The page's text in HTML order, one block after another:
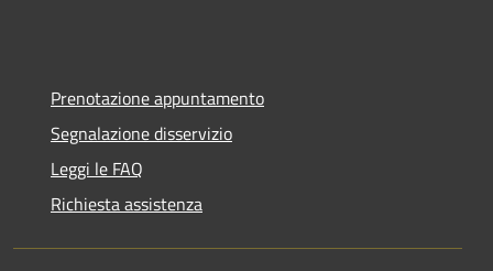
Prenotazione appuntamento
Segnalazione disservizio
Leggi le FAQ
Richiesta assistenza